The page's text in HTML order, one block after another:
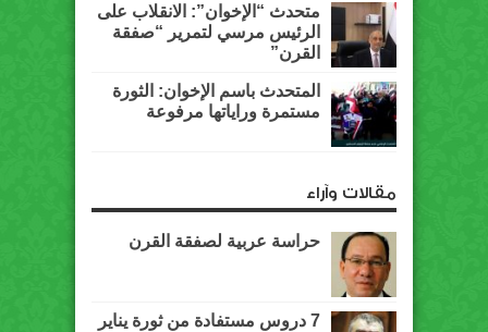
متحدث “الإخوان”: الانقلاب على
الرئيس مرسي لتمرير “صفقة
القرن”
المتحدث باسم الإخوان: الثورة
مستمرة وراياتها مرفوعة
مقالات وآراء
حراسة عربية لصفقة القرن
7 دروس مستفادة من ثورة يناير